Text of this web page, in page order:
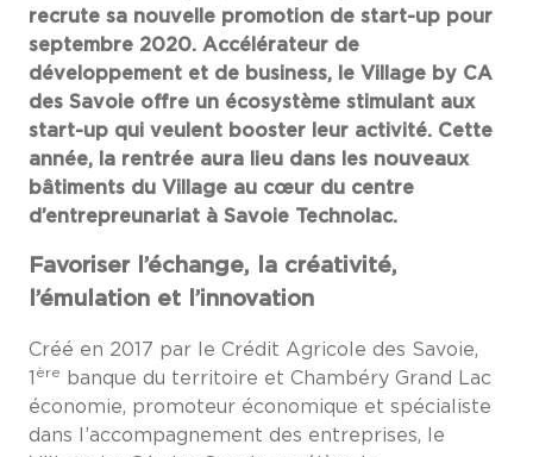
recrute sa nouvelle promotion de start-up pour
septembre 2020. Accélérateur de
développement et de business, le Village by CA
des Savoie offre un écosystème stimulant aux
start-up qui veulent booster leur activité. Cette
année, la rentrée aura lieu dans les nouveaux
bâtiments du Village au cœur du centre
d’entrepreunariat à Savoie Technolac.
Favoriser l’échange, la créativité,
l’émulation et l’innovation
Créé en 2017 par le Crédit Agricole des Savoie,
1 ère
banque du territoire et Chambéry Grand Lac
économie, promoteur économique et spécialiste
dans l’accompagnement des entreprises, le